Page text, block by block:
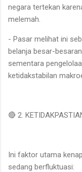
negara tertekan
melemah.
- Pasar melihat ini
belanja besar-
sementara
ketidakstabilan
🔴 2.
Ini faktor utama
sedang berfluktuasi: